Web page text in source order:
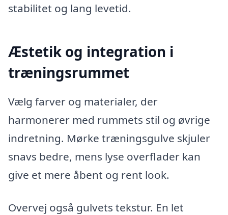
stabilitet og lang levetid.
Æstetik og integration i
træningsrummet
Vælg farver og materialer, der
harmonerer med rummets stil og øvrige
indretning. Mørke træningsgulve skjuler
snavs bedre, mens lyse overflader kan
give et mere åbent og rent look.
Overvej også gulvets tekstur. En let